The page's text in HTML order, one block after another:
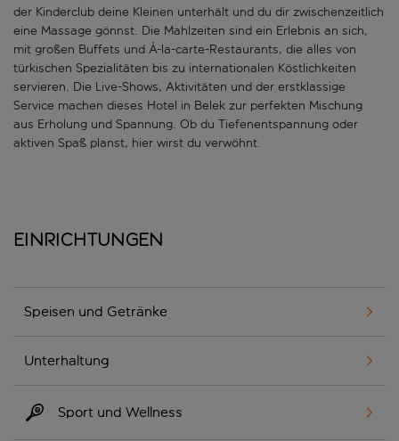
der Kinderclub deine Kleinen unterhält und du dir zwischenzeitlich
eine Massage gönnst. Die Mahlzeiten sind ein Erlebnis an sich,
mit großen Buffets und À-la-carte-Restaurants, die alles von
türkischen Spezialitäten bis zu internationalen Köstlichkeiten
servieren. Die Live-Shows, Aktivitäten und der erstklassige
Service machen dieses Hotel in Belek zur perfekten Mischung
aus Erholung und Spannung. Ob du Tiefenentspannung oder
aktiven Spaß planst, hier wirst du verwöhnt.
Einrichtungen
Speisen und Getränke
Unterhaltung
Sport und Wellness